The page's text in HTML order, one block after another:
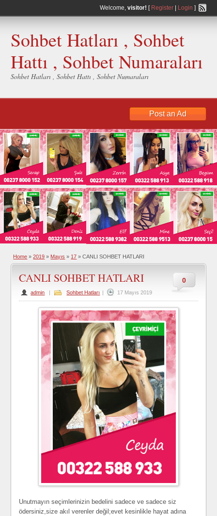
Welcome, visitor! [ Register| Login ]
Sohbet Hatları , Sohbet
Hattı , Sohbet Numaraları
Sohbet Hatları , Sohbet Hattı , Sohbet Numaraları
Post an Ad
Home » 2019 » Mayıs » 17 » CANLI SOHBET HATLARI
0
CANLI SOHBET HATLARI
admin | Sohbet Hatları | 17 Mayıs 2019
Unutmayın seçimlerinizin bedelini sadece ve sadece siz
ödersiniz,size akıl verenler değil;evet kesinlikle hayat adına